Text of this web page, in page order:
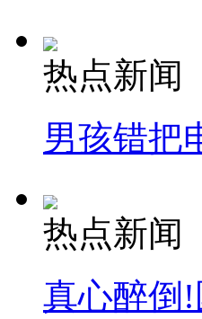
热点新闻
男孩错把
热点新闻
真心醉倒